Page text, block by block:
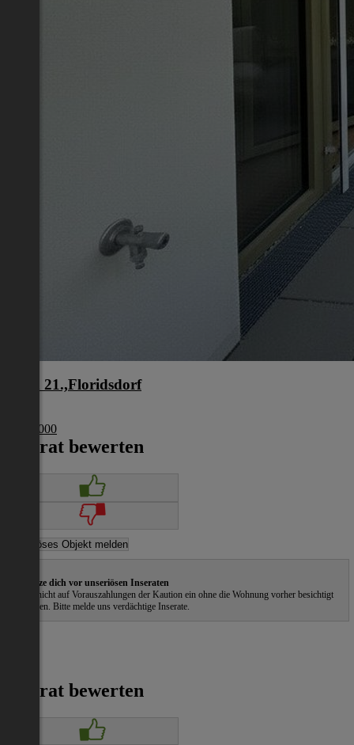
Wien 21.,Floridsdorf
€ 394 000
Inserat bewerten
Schütze dich vor unseriösen Inseraten
Gehe nicht auf Vorauszahlungen der Kaution ein ohne die Wohnung vorher besichtigt
zu haben. Bitte melde uns verdächtige Inserate.
Inserat bewerten